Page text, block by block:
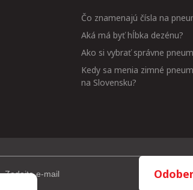
Čo znamenajú čísla na
Aká má byť hĺbka dezénu?
Ako si vybrať správne
Kedy sa menia zimné
na Slovensku?